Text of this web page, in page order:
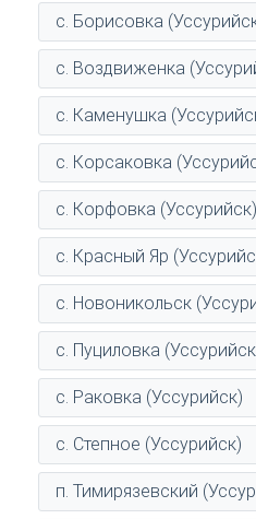
с. Борисовка
с. Воздвиженка
с. Каменушка
с. Корсаковка
с. Корфовка (Уссурийск)
с. Красный Яр
с. Новоникольск
с. Пуциловка
с. Раковка (Уссурийск)
с. Степное (Уссурийск)
п. Тимирязевский